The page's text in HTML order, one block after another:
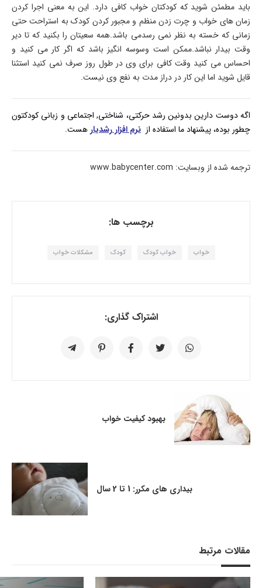
باید مطمئن شوید که کودکتان خواب کافی دارد. این به معنی اجرا کردن
زمان های خواب و چرت زدن منظم و مجبور کردن کودک به استراحت حتی
زمانی که خسته به نظر نمی رسدمی باشد.همه سعیتان را بکنید که تا دیر
وقت بیدار نباشد.ممکن است وسوسه انگیز باشد که اگر کار می کنید و
احساس می کنید وقت کافی برای وی در طول روز صرف نمی کنید استثنا
قایل شوید اما این کار در دراز مدت به نفع وی نیست.
اگه دوست دارین بدونین رشد حرکتی، شناختی, اجتماعی و زبانی کودکتون
چطور بوده، پیشنهاد ما استفاده از نرم افزار رشدیار هست.
ترجمه شده از وبسایت: www.babycenter.com
برچسب ها:
خواب خواب کودک کودک مشکلات خواب
اشتراک گذاری:
بهبود کیفیت خواب
بیداری های مکرر: 1 تا 2 سال
مقالات مرتبط